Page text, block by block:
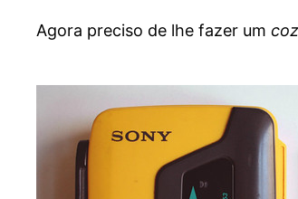
Agora preciso de lhe fazer um